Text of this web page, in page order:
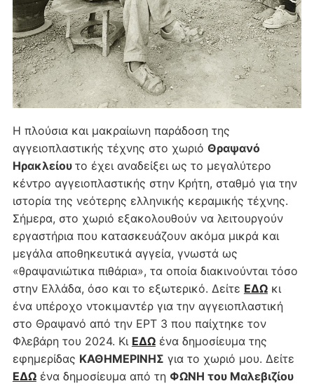
Η πλούσια και μακραίωνη παράδοση της
αγγειοπλαστικής τέχνης στο χωριό Θραψανό
Ηρακλείου το έχει αναδείξει ως το μεγαλύτερο
κέντρο αγγειοπλαστικής στην Κρήτη, σταθμό για την
ιστορία της νεότερης ελληνικής κεραμικής τέχνης.
Σήμερα, στο χωριό εξακολουθούν να λειτουργούν
εργαστήρια που κατασκευάζουν ακόμα μικρά και
μεγάλα αποθηκευτικά αγγεία, γνωστά ως
«θραψανιώτικα πιθάρια», τα οποία διακινούνται τόσο
στην Ελλάδα, όσο και το εξωτερικό. Δείτε ΕΔΩκι
ένα υπέροχο ντοκιμαντέρ για την αγγειοπλαστική
στο Θραψανό από την ΕΡΤ 3 που παίχτηκε τον
Φλεβάρη του 2024. Κι ΕΔΩένα δημοσίευμα της
εφημερίδας ΚΑΘΗΜΕΡΙΝΗΣ για το χωριό μου. Δείτε
ΕΔΩένα δημοσίευμα από τη ΦΩΝΗ του Μαλεβιζίου